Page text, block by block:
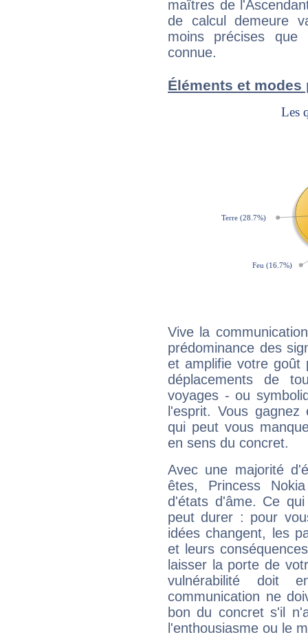
maîtres de
de calcul demeure
moins précises que
connue.
Éléments et
Vive la
prédominance des
et amplifie votre goût
déplacements de
voyages - ou
l'esprit. Vous
qui peut vous
en sens du concret.
Avec une majorité
êtes, Princess
d'états d'âme. Ce
peut durer : pour
idées changent, les
et leurs
laisser la porte de
vulnérabilité doit
communication ne
bon du concret s'il
l'enthousiasme ou le